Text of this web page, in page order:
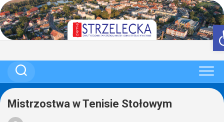
Skip
to
content
Mistrzostwa w Tenisie Stołowym